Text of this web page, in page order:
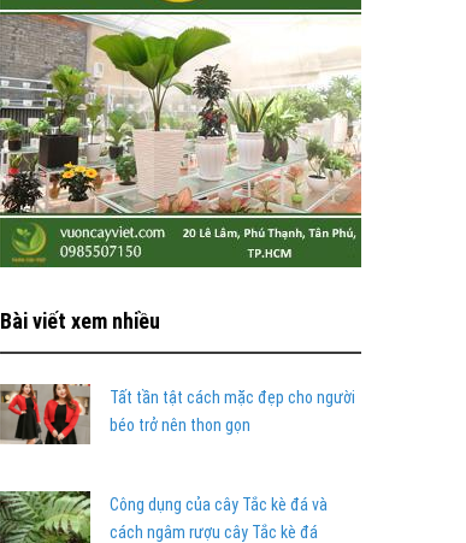
Bài viết xem nhiều
Tất tần tật cách mặc đẹp cho người
béo trở nên thon gọn
Công dụng của cây Tắc kè đá và
cách ngâm rượu cây Tắc kè đá